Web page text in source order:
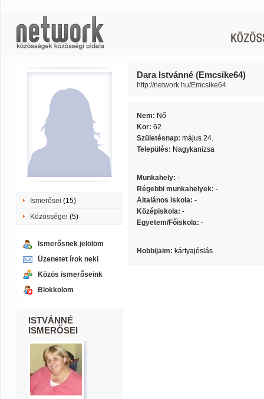
Ismerősei (15)
Közösségei (5)
Ismerősnek jelölöm
Üzenetet írok neki
Közös ismerőseink
Blokkolom
ISTVÁNNÉ
ISMERŐSEI
Dara Istvánné (Emcsike64)
http://network.hu/Emcsike64
Nem: Nő
Kor: 62
Születésnap: május 24.
Település: Nagykanizsa
Munkahely: -
Régebbi munkahelyek: -
Általános iskola: -
Középiskola: -
Egyetem/Főiskola: -
Hobbijaim: kártyajóslás